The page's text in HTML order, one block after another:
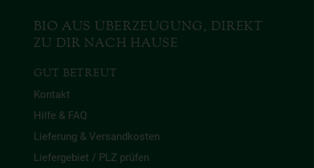
BIO AUS ÜBERZEUGUNG, DIREKT
ZU DIR NACH HAUSE
GUT BETREUT
Kontakt
Hilfe & FAQ
Lieferung & Versandkosten
Liefergebiet / PLZ prüfen